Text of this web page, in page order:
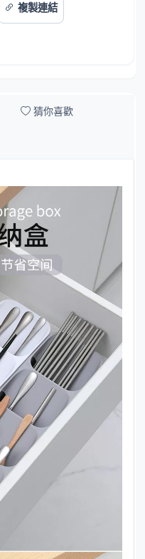
複製連結
猜你喜歡